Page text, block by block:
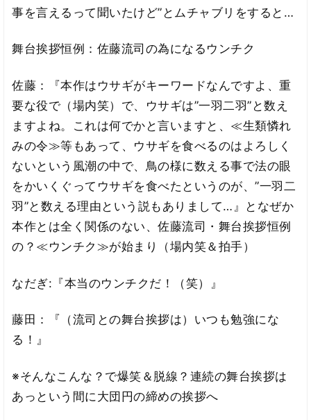
事を言えるって聞いたけど”とムチャブリをすると…
舞台挨拶恒例：佐藤流司の為になるウンチク
佐藤：『本作はウサギがキーワードなんですよ、重
要な役で（場内笑）で、ウサギは”一羽二羽”と数え
ますよね。これは何でかと言いますと、≪生類憐れ
みの令≫等もあって、ウサギを食べるのはよろしく
ないという風潮の中で、鳥の様に数える事で法の眼
をかいくぐってウサギを食べたというのが、”一羽二
羽”と数える理由という説もありまして…』となぜか
本作とは全く関係のない、佐藤流司・舞台挨拶恒例
の？≪ウンチク≫が始まり（場内笑＆拍手）
なだぎ:『本当のウンチクだ！（笑）』
藤田：『（流司との舞台挨拶は）いつも勉強にな
る！』
※そんなこんな？で爆笑＆脱線？連続の舞台挨拶は
あっという間に大団円の締めの挨拶へ